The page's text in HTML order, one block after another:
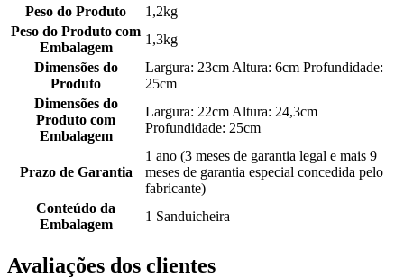
Peso do Produto
1,2kg
Peso do Produto com
Embalagem
1,3kg
Dimensões do
Produto
Largura: 23cm Altura: 6cm Profundidade:
25cm
Dimensões do
Produto com
Embalagem
Largura: 22cm Altura: 24,3cm
Profundidade: 25cm
Prazo de Garantia
1 ano (3 meses de garantia legal e mais 9
meses de garantia especial concedida pelo
fabricante)
Conteúdo da
Embalagem
1 Sanduicheira
Avaliações dos clientes